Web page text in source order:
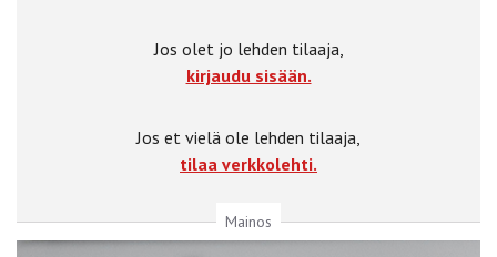
Jos olet jo lehden tilaaja,
kirjaudu sisään.
Jos et vielä ole lehden tilaaja,
tilaa verkkolehti.
Mainos